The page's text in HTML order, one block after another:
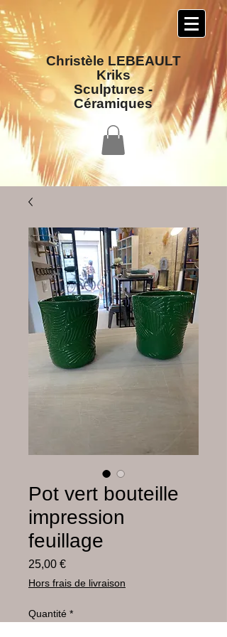
Christèle LEBEAULT
Kriks
Sculptures​ -
Céramiques
Pot vert bouteille
impression
feuillage
25,00 €Prix
Hors frais de livraison
Quantité *